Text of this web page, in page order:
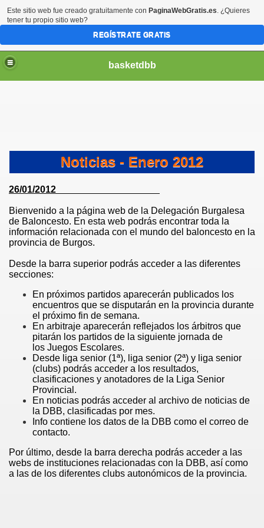
basketdbb
Noticias - Enero 2012
26/01/2012
Bienvenido a la página web de la Delegación Burgalesa
de Baloncesto. En esta web podrás encontrar toda la
información relacionada con el mundo del baloncesto en la
provincia de Burgos.
Desde la barra superior podrás acceder a las diferentes
secciones:
En próximos partidos aparecerán publicados los
encuentros que se disputarán en la provincia durante
el próximo fin de semana.
En arbitraje aparecerán reflejados los árbitros que
pitarán los partidos de la siguiente jornada de
los Juegos Escolares.
Desde liga senior (1ª), liga senior (2ª) y liga senior
(clubs) podrás acceder a los resultados,
clasificaciones y anotadores de la Liga Senior
Provincial.
En noticias podrás acceder al archivo de noticias de
la DBB, clasificadas por mes.
Info contiene los datos de la DBB como el correo de
contacto.
Por último, desde la barra derecha podrás acceder a las
webs de instituciones relacionadas con la DBB, así como
a las de los diferentes clubs autonómicos de la provincia.
Este sitio web fue creado gratuitamente con PaginaWebGratis.es. ¿Quieres
tener tu propio sitio web?
REGÍSTRATE GRATIS